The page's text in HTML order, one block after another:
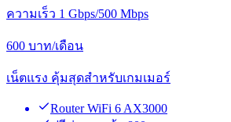
ความเร็ว 1 Gbps/500 Mbps
600 บาท/เดือน
เน็ตแรง คุ้มสุดสำหรับเกมเมอร์
Router WiFi 6 AX3000